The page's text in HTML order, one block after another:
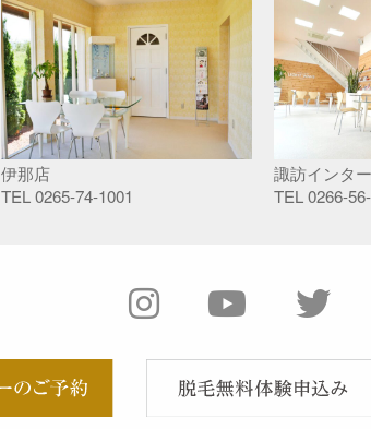
伊那店
TEL0265-74-1001
諏訪インタ
TEL0266-